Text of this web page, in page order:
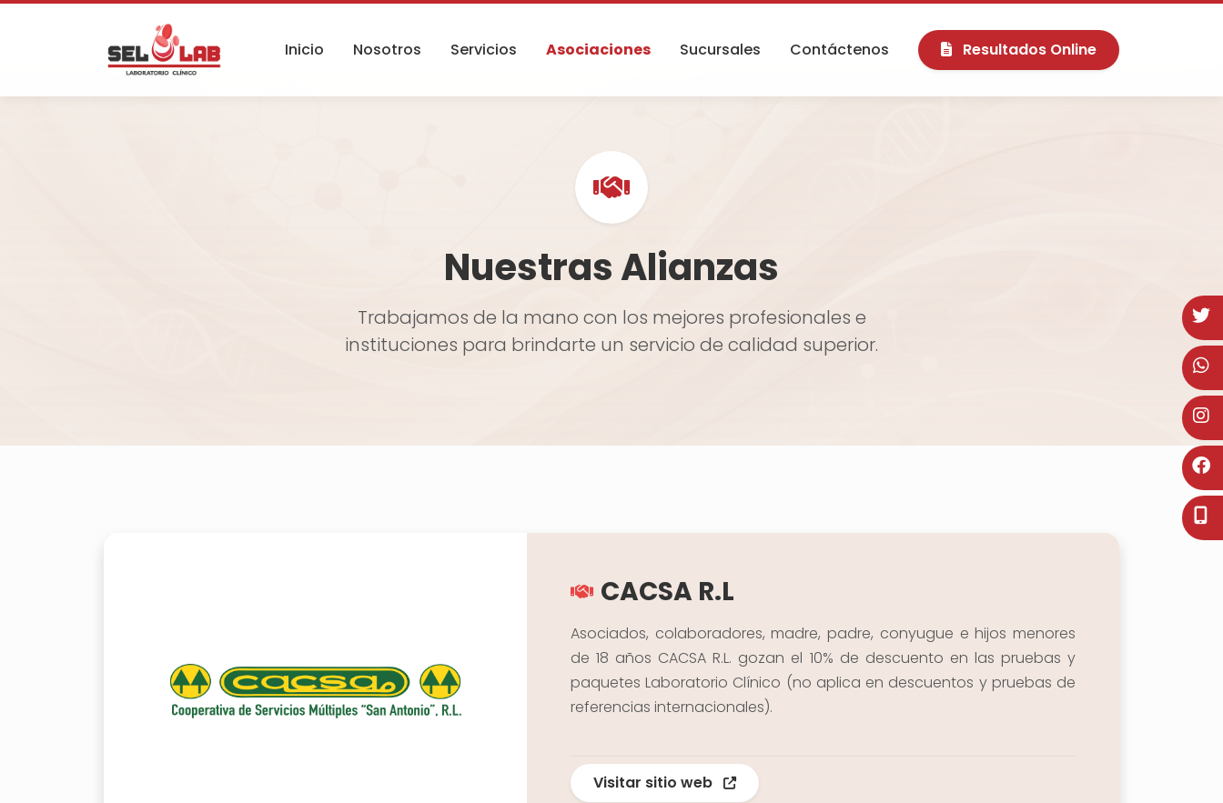
Inicio Nosotros Servicios Asociaciones Sucursales Contáctenos Resultados Online
Nuestras Alianzas
Trabajamos de la mano con los mejores profesionales e
instituciones para brindarte un servicio de calidad superior.
CACSA R.L
Asociados, colaboradores, madre, padre, conyugue e hijos menores
de 18 años CACSA R.L. gozan el 10% de descuento en las pruebas y
paquetes Laboratorio Clínico (no aplica en descuentos y pruebas de
referencias internacionales).
Visitar sitio web